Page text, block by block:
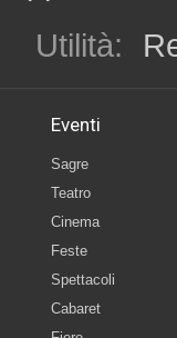
Utilità:
Eventi
Sagre
Teatro
Cinema
Feste
Spettacoli
Cabaret